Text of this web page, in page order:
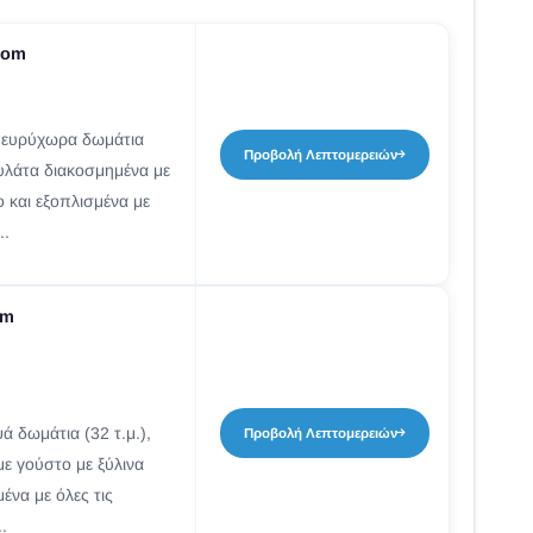
ευρύχωρα δωμάτια
διακοσμημένα με
εξοπλισμένα με
Προβολή Λεπτομερειών
δωμάτια (32 τ.μ.),
γούστο με ξύλινα
με όλες τις
Προβολή Λεπτομερειών